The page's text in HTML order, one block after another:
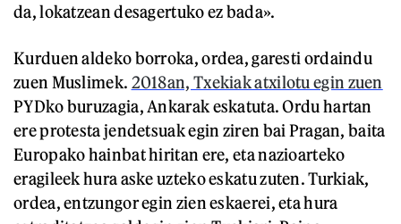
da, lokatzean desagertuko ez bada».
Kurduen aldeko borroka, ordea, garesti ordaindu
zuen Muslimek. 2018an, Txekiak atxilotu egin zuen
PYDko buruzagia, Ankarak eskatuta. Ordu hartan
ere protesta jendetsuak egin ziren bai Pragan, baita
Europako hainbat hiritan ere, eta nazioarteko
eragileek hura aske uzteko eskatu zuten. Turkiak,
ordea, entzungor egin zien eskaerei, eta hura